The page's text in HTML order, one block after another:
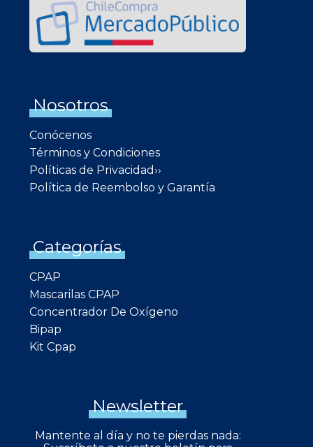
Nosotros
Conócenos
Términos y Condiciones
Políticas de Privacidad››
Política de Reembolso y Garantía
Categorías
CPAP
Mascarilas CPAP
Concentrador De Oxígeno
Bipap
Kit Cpap
Newsletter
Mantente al día y no te pierdas nada: